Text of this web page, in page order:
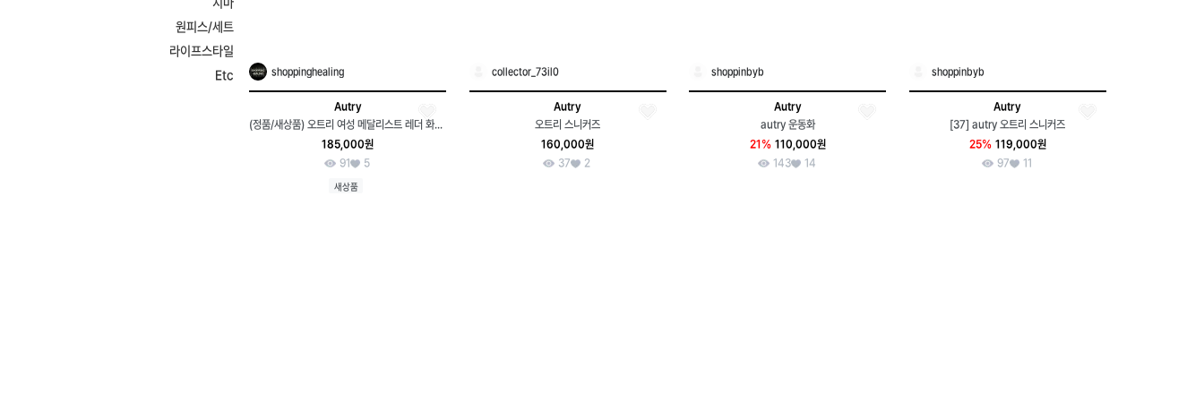
원피스/세트
라이프스타일
Etc
shoppinghealing
Autry
(정품/새상품) 오트리 여성 메달리스트 레더 화이트/핑크탭 로우탑
185,000원
91
5
새상품
collector_73il0
Autry
오트리 스니커즈
160,000원
37
2
shoppinbyb
Autry
autry 운동화
21% 110,000원
143
14
shoppinbyb
Autry
[37] autry 오트리 스니커즈
25% 119,000원
97
11